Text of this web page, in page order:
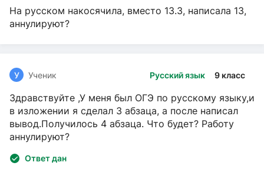
На русском накосячила, вместо 13.3, написала 13,
аннулируют?
Русский язык 9 класс
У Ученик
Здравствуйте ,У меня был ОГЭ по русскому языку,и
в изложении я сделал 3 абзаца, а после написал
вывод.Получилось 4 абзаца. Что будет? Работу
аннулируют?
Ответ дан